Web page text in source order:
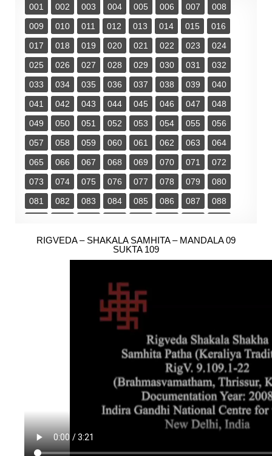
001 002 003 004 005 006 007
008
009
010 011 012 013 014 015
016
017
018 019 020 021 022 023
024
025
026 027 028 029 030 031
032
033
034 035 036 037 038 039
040
041
042 043 044 045 046 047
048
049
050 051 052 053 054 055
056
057
058 059 060 061 062 063
064
065
066 067 068 069 070 071
072
073
074 075 076 077 078 079
080
081
082 083 084 085 086 087
088
097
098 099 100 101 102 103
104
107 108 109 110 111
112
RIGVEDA – SHAKALA SAMHITA – MANDALA 09
SUKTA 109